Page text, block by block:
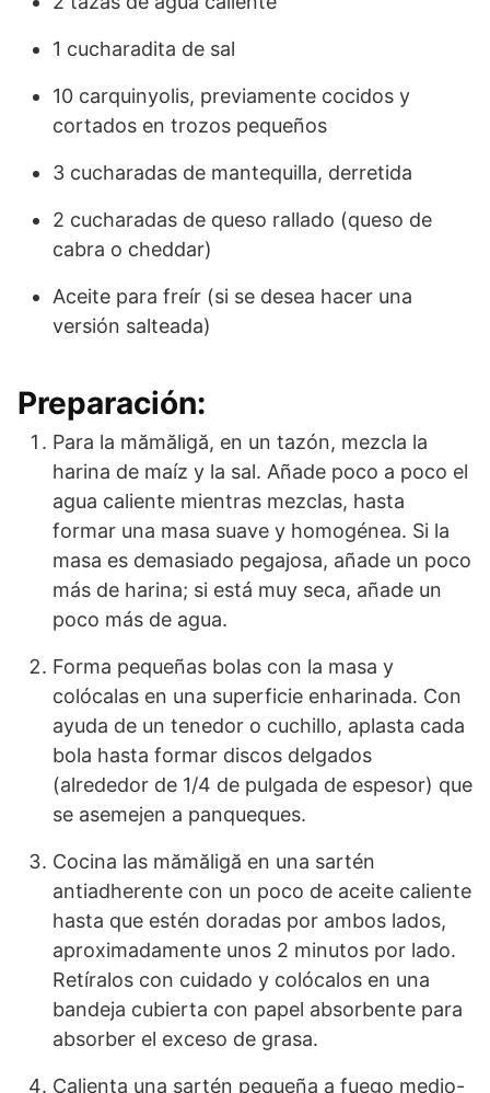
1 cucharadita de sal
10 carquinyolis, previamente cocidos y
cortados en trozos pequeños
3 cucharadas de mantequilla, derretida
2 cucharadas de queso rallado (queso de
cabra o cheddar)
Aceite para freír (si se desea hacer una
versión salteada)
Preparación:
Para la mămăligă, en un tazón, mezcla la
harina de maíz y la sal. Añade poco a poco el
agua caliente mientras mezclas, hasta
formar una masa suave y homogénea. Si la
masa es demasiado pegajosa, añade un poco
más de harina; si está muy seca, añade un
poco más de agua.
Forma pequeñas bolas con la masa y
colócalas en una superficie enharinada. Con
ayuda de un tenedor o cuchillo, aplasta cada
bola hasta formar discos delgados
(alrededor de 1/4 de pulgada de espesor) que
se asemejen a panqueques.
Cocina las mămăligă en una sartén
antiadherente con un poco de aceite caliente
hasta que estén doradas por ambos lados,
aproximadamente unos 2 minutos por lado.
Retíralos con cuidado y colócalos en una
bandeja cubierta con papel absorbente para
absorber el exceso de grasa.
Calienta una sartén pequeña a fuego medio-